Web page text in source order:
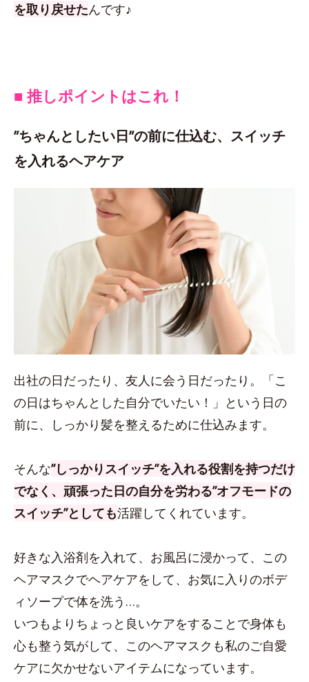
を取り戻せたんです♪
■ 推しポイントはこれ！
”ちゃんとしたい日”の前に仕込む、スイッチ
を入れるヘアケア
出社の日だったり、友人に会う日だったり。「こ
の日はちゃんとした自分でいたい！」という日の
前に、しっかり髪を整えるために仕込みます。
そんな”しっかりスイッチ”を入れる役割を持つだけ
でなく、頑張った日の自分を労わる”オフモードの
スイッチ”としても活躍してくれています。
好きな入浴剤を入れて、お風呂に浸かって、この
ヘアマスクでヘアケアをして、お気に入りのボデ
ィソープで体を洗う…。
いつもよりちょっと良いケアをすることで身体も
心も整う気がして、このヘアマスクも私のご自愛
ケアに欠かせないアイテムになっています。